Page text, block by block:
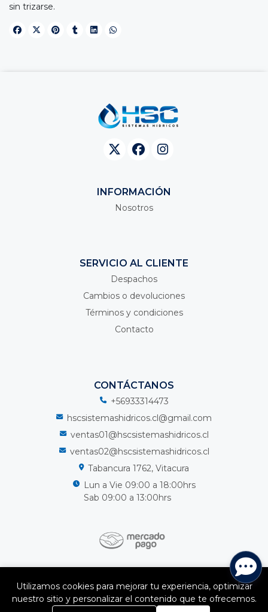
sin trizarse.
INFORMACIÓN
Nosotros
SERVICIO AL CLIENTE
Despachos
Cambios o devoluciones
Términos y condiciones
Contacto
CONTÁCTANOS
+56933314473
hscsistemashidricos.cl@gmail.com
ventas01@hscsistemashidricos.cl
ventas02@hscsistemashidricos.cl
Tabancura 1762, Vitacura
Lun a Vie 09:00 a 18:00hrs
Sab 09:00 a 13:00hrs
HSC Sistemas Hidricos Spa © 2026
¿Te gusta mi tienda? Yo vendo conBsale
Utilizamos cookies para mejorar tu experiencia, optimizar
nuestro sitio y personalizar el contenido que te ofrecemos.